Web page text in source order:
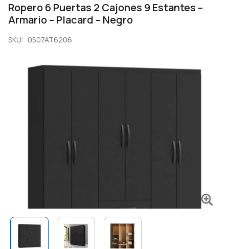
Ropero 6 Puertas 2 Cajones 9 Estantes –
Armario – Placard – Negro
SKU: 0507AT6206